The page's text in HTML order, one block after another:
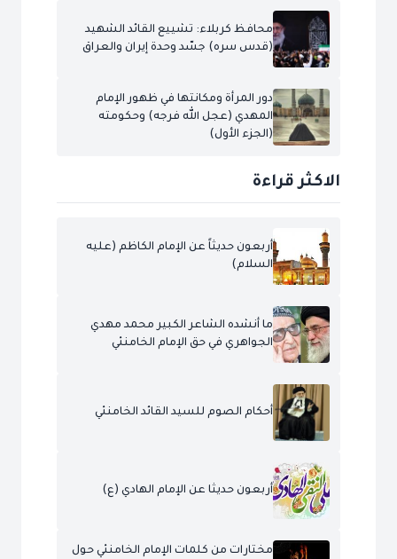
محافظ كربلاء: تشييع القائد الشهيد
(قدس سره) جسّد وحدة إيران والعراق
دور المرأة ومكانتها في ظهور الإمام
المهدي (عجل الله فرجه) وحكومته
(الجزء الأول)
الاكثر قراءة
أربعون حديثاً عن الإمام الكاظم (عليه
السلام)
ما أنشده الشاعر الكبير محمد مهدي
الجواهري في حق الإمام الخامنئي
أحكام الصوم للسيد القائد الخامنئي
أربعون حديثا عن الإمام الهادي (ع)
مختارات من كلمات الإمام الخامنئي حول